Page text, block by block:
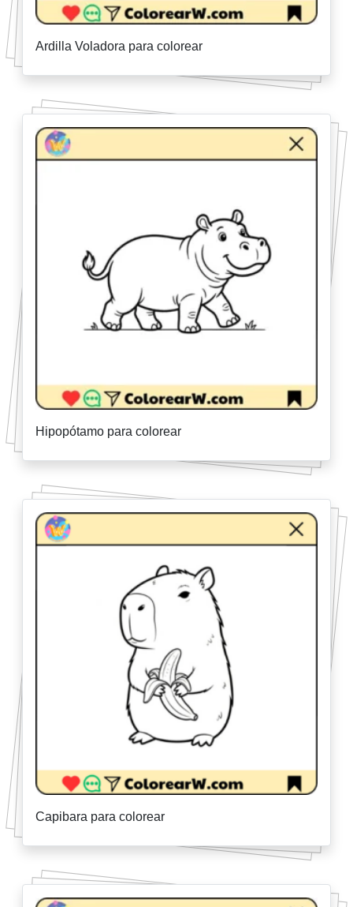
Ardilla Voladora para colorear
Hipopótamo para colorear
Capibara para colorear